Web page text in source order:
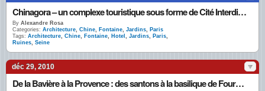
Chinagora – un complexe touristique sous forme de Cité Interdite fantôme à deux pas de Paris
By Alexandre Rosa
Categories: Architecture, Chine, Fontaine, Jardins, Paris
Tags: Architecture, Chine, Fontaine, Hotel , Jardins, Paris,
Ruines, Seine
déc 29, 2010
De la Bavière à la Provence : des santons à la basilique de Fourvière pour sa crèche de Noël géante